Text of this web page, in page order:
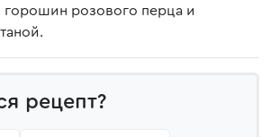
розового перца и
рецепт?